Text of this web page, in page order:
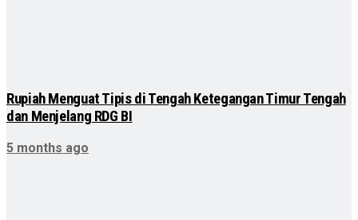
Rupiah Menguat Tipis di Tengah Ketegangan Timur Tengah
dan Menjelang RDG BI
5 months ago